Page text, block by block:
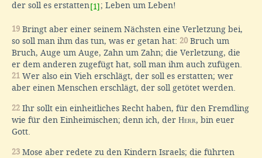
der soll es erstatten [1] ; Leben um Leben!
19 Bringt aber einer seinem Nächsten eine Verletzung bei,
so soll man ihm das tun, was er getan hat: 20 Bruch um
Bruch, Auge um Auge, Zahn um Zahn; die Verletzung, die
er dem anderen zugefügt hat, soll man ihm auch zufügen.
21 Wer also ein Vieh erschlägt, der soll es erstatten; wer
aber einen Menschen erschlägt, der soll getötet werden.
22 Ihr sollt ein einheitliches Recht haben, für den Fremdling
wie für den Einheimischen; denn ich, der Herr, bin euer
Gott.
23 Mose aber redete zu den Kindern Israels; die führten